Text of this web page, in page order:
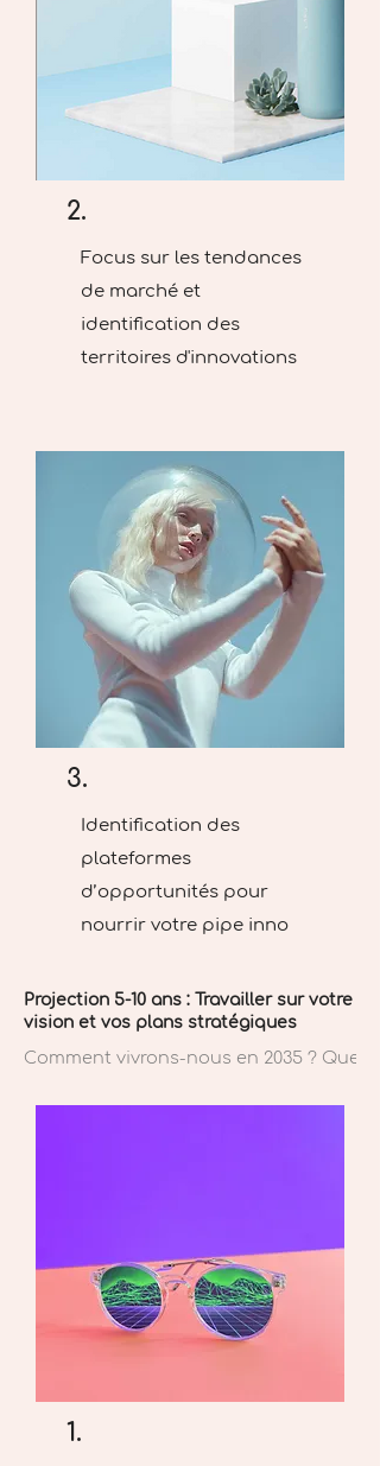
2.
Focus sur les tendances
de marché et
identification des
territoires d'innovations​
3.
Identification des
plateformes
d’opportunités pour
nourrir votre pipe inno
Projection 5-10 ans : Travailler sur votre
vision et vos plans stratégiques
Comment vivrons-nous en 2035 ?
1.